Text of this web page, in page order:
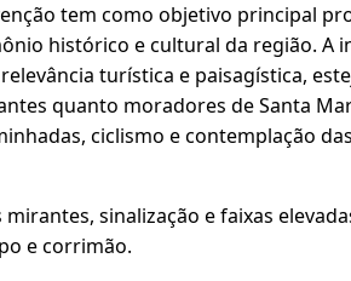
tem como objetivo principal
histórico e cultural da região. A
turística e paisagística,
quanto moradores de Santa
ciclismo e contemplação
sinalização e faixas
e corrimão.